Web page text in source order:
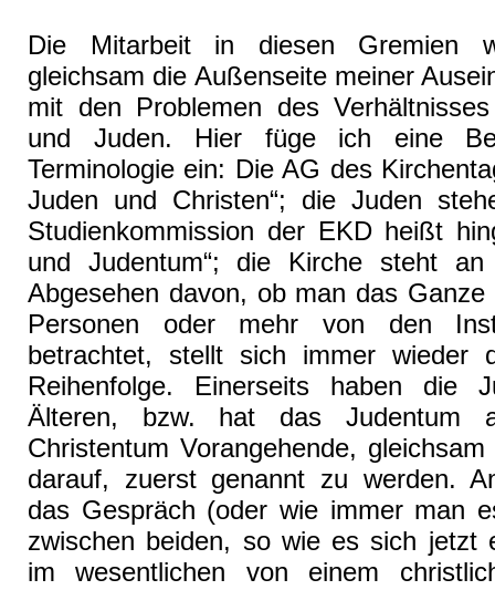
Die Mitarbeit in diesen Gremien
gleichsam die Außenseite meiner
mit den Problemen des
und Juden. Hier füge ich eine
Terminologie ein: Die AG des
Juden und Christen“; die Juden
Studienkommission der EKD heißt
und Judentum“; die Kirche steht
Abgesehen davon, ob man das
Personen oder mehr von den
betrachtet, stellt sich immer wieder
Reihenfolge. Einerseits haben die
Älteren, bzw. hat das Judentum
Christentum Vorangehende,
darauf, zuerst genannt zu werden.
das Gespräch (oder wie immer man
zwischen beiden, so wie es sich jetzt
im wesentlichen von einem